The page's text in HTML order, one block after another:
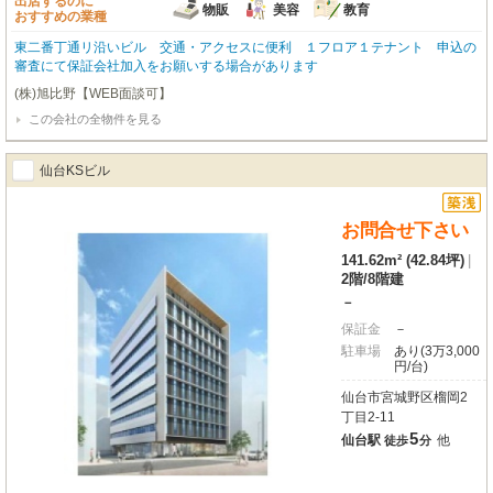
おすすめの業種
物販 美容 教育
東二番丁通リ沿いビル 交通・アクセスに便利 １フロア１テナント 申込の
審査にて保証会社加入をお願いする場合があります
(株)旭比野【WEB面談可】
この会社の全物件を見る
仙台KSビル
お問合せ下さい
141.62m² (42.84坪)
2階/8階建
－
保証金
－
駐車場
あり(3万3,000
円/台)
仙台市宮城野区榴岡2
丁目2-11
仙台駅 徒歩5分 他